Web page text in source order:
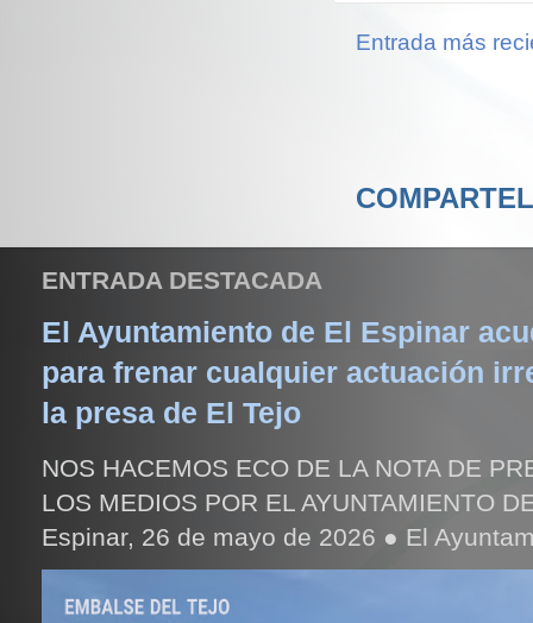
Entrada más
ENTRADA DESTACADA
El Ayuntamiento de El Espinar
para frenar cualquier actuación
la presa de El Tejo
NOS HACEMOS ECO DE LA NOTA DE
LOS MEDIOS POR EL AYUNTAMIENTO
Espinar, 26 de mayo de 2026 ● El